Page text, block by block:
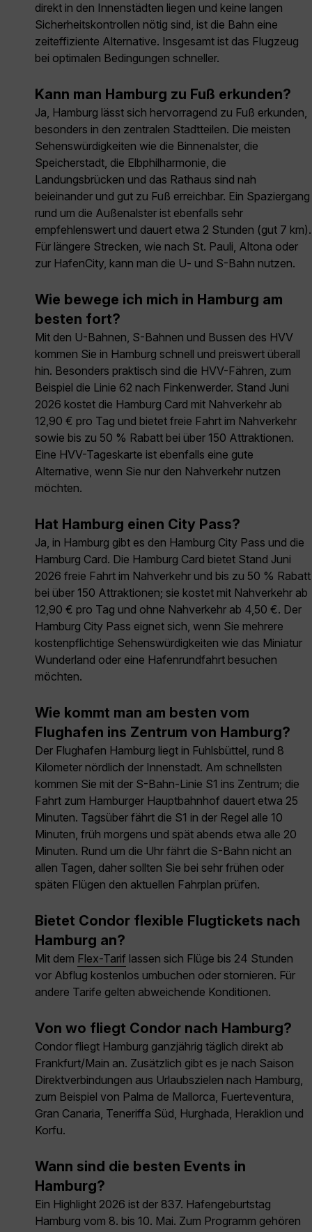
direkt in den Innenstädten liegen und keine langen
Sicherheitskontrollen nötig sind, ist die Bahn eine
zeiteffiziente Alternative. Insgesamt ist das Flugzeug
bei optimalen Bedingungen schneller.
Kann man Hamburg zu Fuß erkunden?
Ja, Hamburg lässt sich hervorragend zu Fuß erkunden,
besonders in den zentralen Stadtteilen. Die meisten
Sehenswürdigkeiten wie die Binnenalster, die
Speicherstadt, die Elbphilharmonie, die
Landungsbrücken und das Rathaus sind nah
beieinander und gut zu Fuß erreichbar. Ein Spaziergang
rund um die Außenalster ist ebenfalls sehr
empfehlenswert und dauert etwa 2 Stunden (gut 7 km).
Für längere Strecken, wie nach St. Pauli, Altona oder
zur HafenCity, kann man die U- und S-Bahn nutzen.
Wie bewege ich mich in Hamburg am
besten fort?
Mit den U-Bahnen, S-Bahnen und Bussen des HVV
kommen Sie in Hamburg schnell und preiswert überall
hin. Besonders praktisch sind die HVV-Fähren, zum
Beispiel die Linie 62 nach Finkenwerder. Stand Juni
2026 kostet die Hamburg Card mit Nahverkehr ab
12,90 € pro Tag und bietet freie Fahrt im Nahverkehr
sowie bis zu 50 % Rabatt bei über 150 Attraktionen.
Eine HVV-Tageskarte ist ebenfalls eine gute
Alternative, wenn Sie nur den Nahverkehr nutzen
möchten.
Hat Hamburg einen City Pass?
Ja, in Hamburg gibt es den Hamburg City Pass und die
Hamburg Card. Die Hamburg Card bietet Stand Juni
2026 freie Fahrt im Nahverkehr und bis zu 50 % Rabatt
bei über 150 Attraktionen; sie kostet mit Nahverkehr ab
12,90 € pro Tag und ohne Nahverkehr ab 4,50 €. Der
Hamburg City Pass eignet sich, wenn Sie mehrere
kostenpflichtige Sehenswürdigkeiten wie das Miniatur
Wunderland oder eine Hafenrundfahrt besuchen
möchten.
Wie kommt man am besten vom
Flughafen ins Zentrum von Hamburg?
Der Flughafen Hamburg liegt in Fuhlsbüttel, rund 8
Kilometer nördlich der Innenstadt. Am schnellsten
kommen Sie mit der S-Bahn-Linie S1 ins Zentrum; die
Fahrt zum Hamburger Hauptbahnhof dauert etwa 25
Minuten. Tagsüber fährt die S1 in der Regel alle 10
Minuten, früh morgens und spät abends etwa alle 20
Minuten. Rund um die Uhr fährt die S-Bahn nicht an
allen Tagen, daher sollten Sie bei sehr frühen oder
späten Flügen den aktuellen Fahrplan prüfen.
Bietet Condor flexible Flugtickets nach
Hamburg an?
Mit dem Flex-Tarif lassen sich Flüge bis 24 Stunden
vor Abflug kostenlos umbuchen oder stornieren. Für
andere Tarife gelten abweichende Konditionen.
Von wo fliegt Condor nach Hamburg?
Condor fliegt Hamburg ganzjährig täglich direkt ab
Frankfurt/Main an. Zusätzlich gibt es je nach Saison
Direktverbindungen aus Urlaubszielen nach Hamburg,
zum Beispiel von Palma de Mallorca, Fuerteventura,
Gran Canaria, Teneriffa Süd, Hurghada, Heraklion und
Korfu.
Wann sind die besten Events in
Hamburg?
Ein Highlight 2026 ist der 837. Hafengeburtstag
Hamburg vom 8. bis 10. Mai. Zum Programm gehören